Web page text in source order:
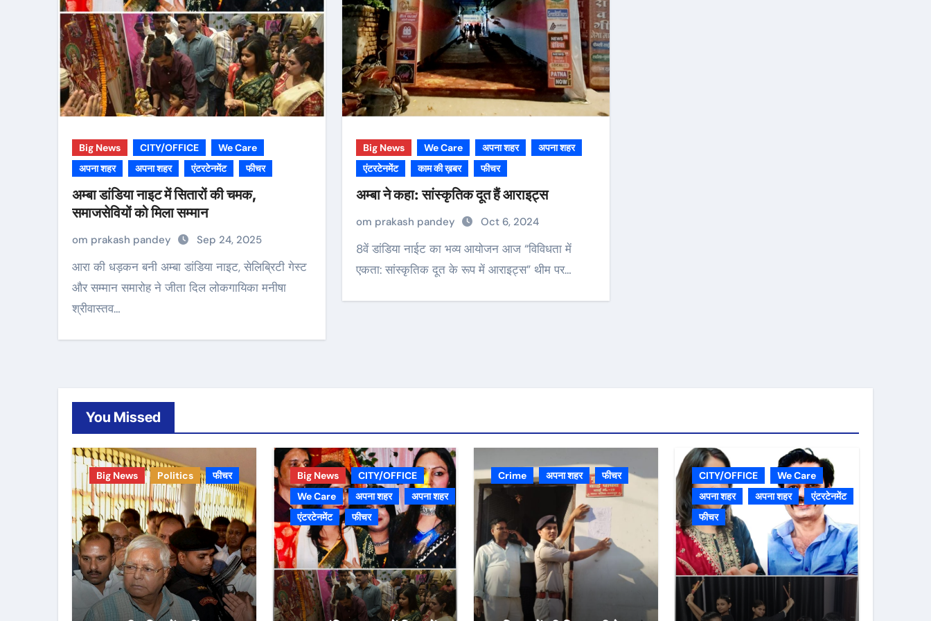
Big News CITY/OFFICE
We Care
अपना शहर
अपना शहर एंटरटेनमेंट फीचर
अम्बा डांडिया नाइट में सितारों की चमक,
समाजसेवियों को मिला सम्मान
om prakash pandey Sep 24, 2025
आरा की धड़कन बनी अम्बा डांडिया नाइट, सेलिब्रिटी गेस्ट
और सम्मान समारोह ने जीता दिल लोकगायिका मनीषा
श्रीवास्तव…
Big News We Care अपना शहर
अपना शहर
एंटरटेनमेंट
काम की ख़बर फीचर
अम्बा ने कहा: सांस्कृतिक दूत हैं आराइट्स
om prakash pandey Oct 6, 2024
8वें डांडिया नाईट का भव्य आयोजन आज “विविधता में
एकता: सांस्कृतिक दूत के रूप में आराइट्स” थीम पर…
You Missed
Big News Politics फीचर Big News
CITY/OFFICE
We Care
अपना शहर
अपना शहर
एंटरटेनमेंट
फीचर
Crime अपना शहर फीचर CITY/OFFICE
We Care
अपना शहर
अपना शहर
एंटरटेनमेंट
फीचर